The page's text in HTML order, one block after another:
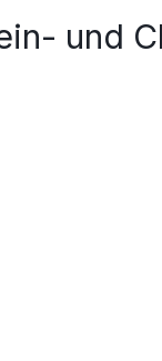
und